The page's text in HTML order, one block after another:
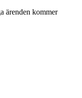
ärenden kommer